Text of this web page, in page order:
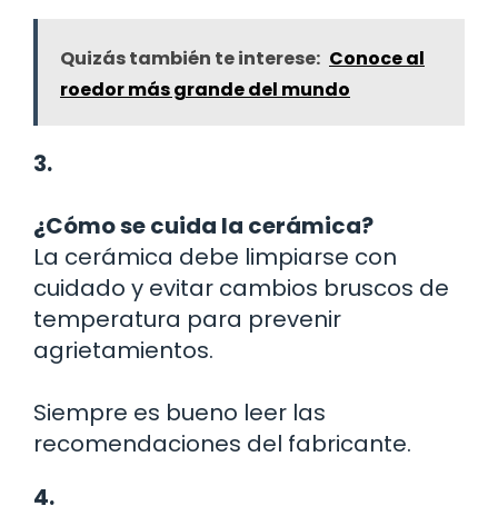
Quizás también te interese: Conoce al
roedor más grande del mundo
3.
¿Cómo se cuida la cerámica?
La cerámica debe limpiarse con
cuidado y evitar cambios bruscos de
temperatura para prevenir
agrietamientos.
Siempre es bueno leer las
recomendaciones del fabricante.
4.